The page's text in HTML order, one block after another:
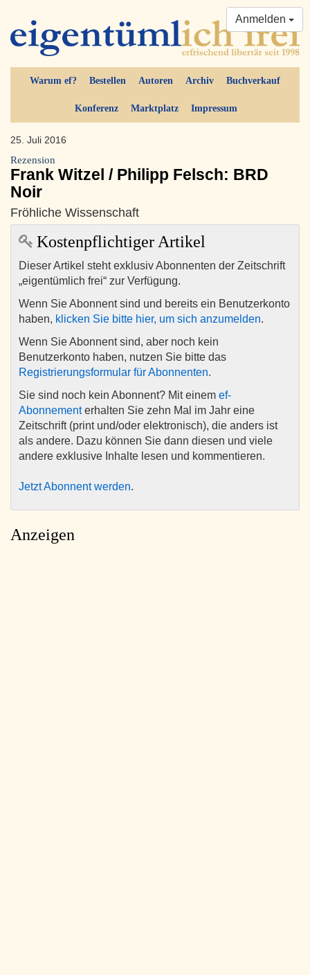
Warum ef? Bestellen Autoren Archiv Buchverkauf
Konferenz Marktplatz Impressum
Anmelden
25. Juli 2016
Rezension
Frank Witzel / Philipp Felsch: BRD
Noir
Fröhliche Wissenschaft
Kostenpflichtiger Artikel
Dieser Artikel steht exklusiv Abonnenten der Zeitschrift
„eigentümlich frei“ zur Verfügung.
Wenn Sie Abonnent sind und bereits ein Benutzerkonto
haben, klicken Sie bitte hier, um sich anzumelden.
Wenn Sie Abonnent sind, aber noch kein
Benutzerkonto haben, nutzen Sie bitte das
Registrierungsformular für Abonnenten.
Sie sind noch kein Abonnent? Mit einem ef-
Abonnementerhalten Sie zehn Mal im Jahr eine
Zeitschrift (print und/oder elektronisch), die anders ist
als andere. Dazu können Sie dann diesen und viele
andere exklusive Inhalte lesen und kommentieren.
Jetzt Abonnent werden.
Anzeigen